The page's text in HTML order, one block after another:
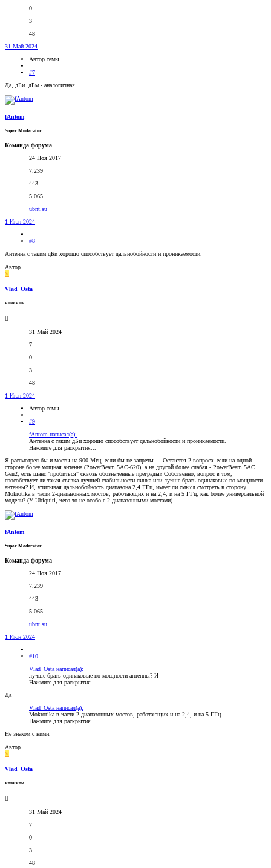
0
3
48
31 Май 2024
Автор темы
#7
Да, дБи. дБм - аналогичная.
fAntom
Super Moderator
Команда форума
24 Ноя 2017
7.239
443
5.065
ubnt.su
1 Июн 2024
#8
Антенна с таким дБи хорошо способствует дальнобойности и проникаемости.
Автор
V
Vlad_Osta
новичок
31 Май 2024
7
0
3
48
1 Июн 2024
Автор темы
#9
fAntom написал(а):
Антенна с таким дБи хорошо способствует дальнобойности и проникаемости.
Нажмите для раскрытия...
Я рассмотрел бы и мосты на 900 Мгц, если бы не запреты.... Остаются 2 вопроса: если на одной
стороне более мощная антенна (PowerBeam 5AC-620), а на другой более слабая - PowerBeam 5AC
Gen2, есть шанс "пробиться" сквозь обозначенные преграды? Собственно, вопрос в том,
способствует ли такая связка лучшей стабильности линка или лучше брать одинаковые по мощности
антенны? И, учитывая дальнобойность диапазона 2,4 ГГц, имеет ли смысл смотреть в сторону
Mokrotika в части 2-диапазонных мостов, работающих и на 2,4, и на 5 ГГц, как более универсальной
модели? (У Ubiquiti, чего-то не особо с 2-диапазонными мостами)...
fAntom
Super Moderator
Команда форума
24 Ноя 2017
7.239
443
5.065
ubnt.su
1 Июн 2024
#10
Vlad_Osta написал(а):
лучше брать одинаковые по мощности антенны? И
Нажмите для раскрытия...
Да
Vlad_Osta написал(а):
Mokrotika в части 2-диапазонных мостов, работающих и на 2,4, и на 5 ГГц
Нажмите для раскрытия...
Не знаком с ними.
Автор
V
Vlad_Osta
новичок
31 Май 2024
7
0
3
48